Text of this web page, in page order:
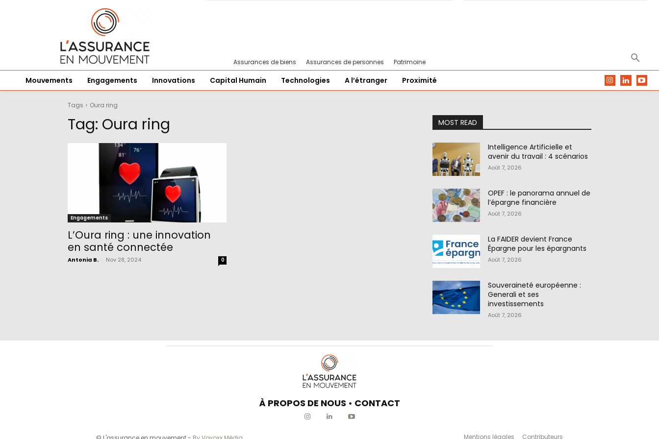
Assurances de biens Assurances de personnes Patrimoine
Mouvements Engagements Innovations Capital Humain Technologies A l’étranger Proximité
Tags Oura ring
Tag: Oura ring
Engagements
L’Oura ring : une innovation
en santé connectée
Antonia B. Nov 28, 2024 0
MOST READ
Intelligence Artificielle et
avenir du travail : 4 scénarios
Août 7, 2026
OPEF : le panorama annuel de
l’épargne financière
Août 7, 2026
La FAIDER devient France
Épargne pour les épargnants
Août 7, 2026
Souveraineté européenne :
Generali et ses
investissements
Août 7, 2026
À PROPOS DE NOUS • CONTACT
Mentions légales Contributeurs